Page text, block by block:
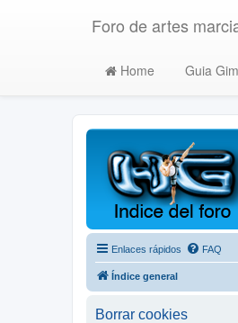
Foro de artes
Home Guia
Enlaces rápidos FAQ
Índice general
Borrar cookies